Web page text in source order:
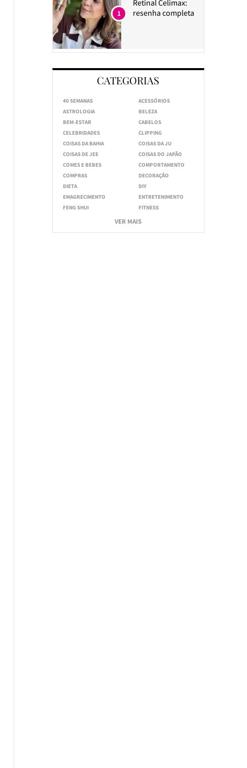
Retinal Celimax:
resenha completa
1
CATEGORIAS
40 SEMANAS
ACESSÓRIOS
ASTROLOGIA
BELEZA
BEM-ESTAR
CABELOS
CELEBRIDADES
CLIPPING
COISAS DA BAHIA
COISAS DA JU
COISAS DE JEE
COISAS DO JAPÃO
COMES E BEBES
COMPORTAMENTO
COMPRAS
DECORAÇÃO
DIETA
DIY
EMAGRECIMENTO
ENTRETENIMENTO
FENG SHUI
FITNESS
VER MAIS